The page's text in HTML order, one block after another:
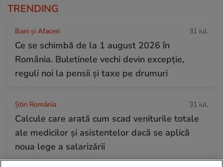
TRENDING
Bani și Afaceri 31 iul.
Ce se schimbă de la 1 august 2026 în
România. Buletinele vechi devin excepție,
reguli noi la pensii și taxe pe drumuri
Știri România 31 iul.
Calcule care arată cum scad veniturile totale
ale medicilor și asistentelor dacă se aplică
noua lege a salarizării